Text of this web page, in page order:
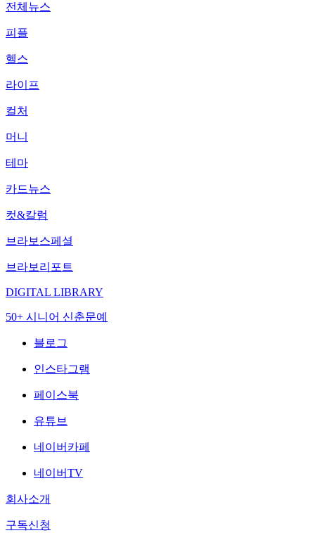
전체뉴스
피플
헬스
라이프
컬처
머니
테마
카드뉴스
컷&칼럼
브라보스페셜
브라보리포트
DIGITAL LIBRARY
50+ 시니어 신춘문예
블로그
인스타그램
페이스북
유튜브
네이버카페
네이버TV
회사소개
구독신청